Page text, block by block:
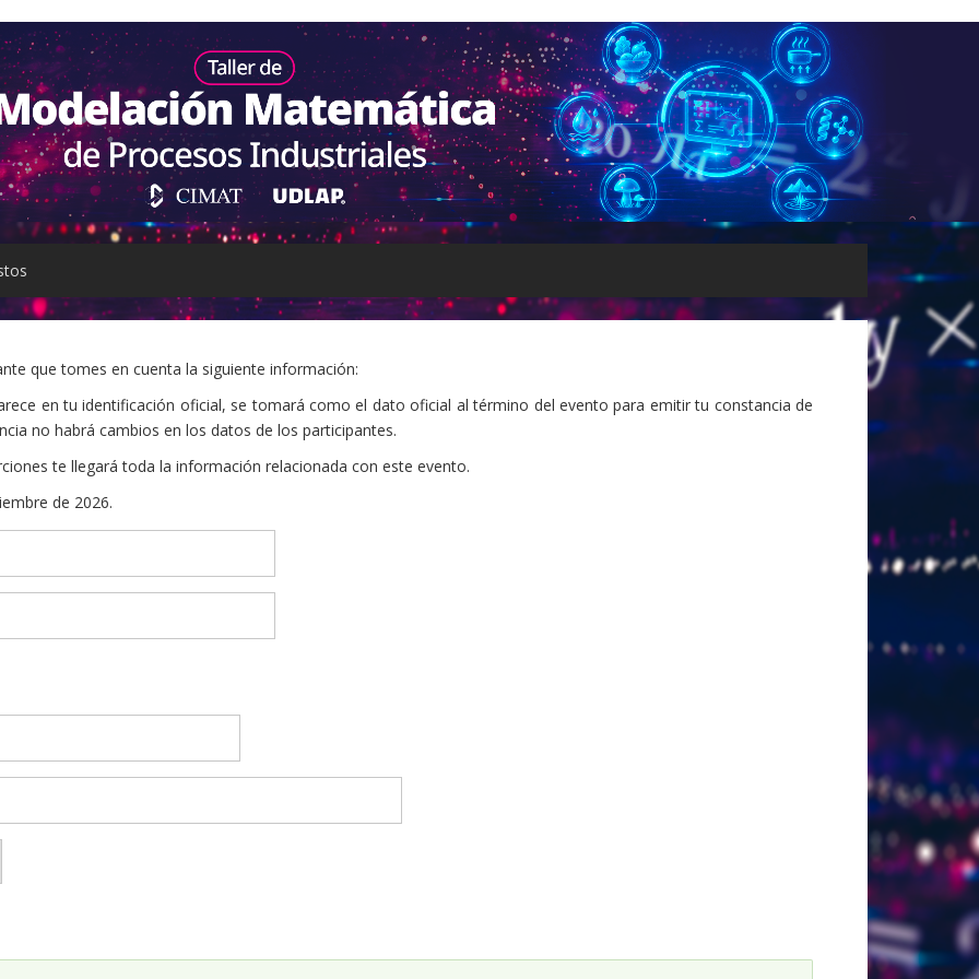
que tomes en cuenta la siguiente información:
en tu identificación oficial, se tomará como el dato oficial al término del evento para emitir tu constancia de
no habrá cambios en los datos de los participantes.
te llegará toda la información relacionada con este evento.
de 2026.